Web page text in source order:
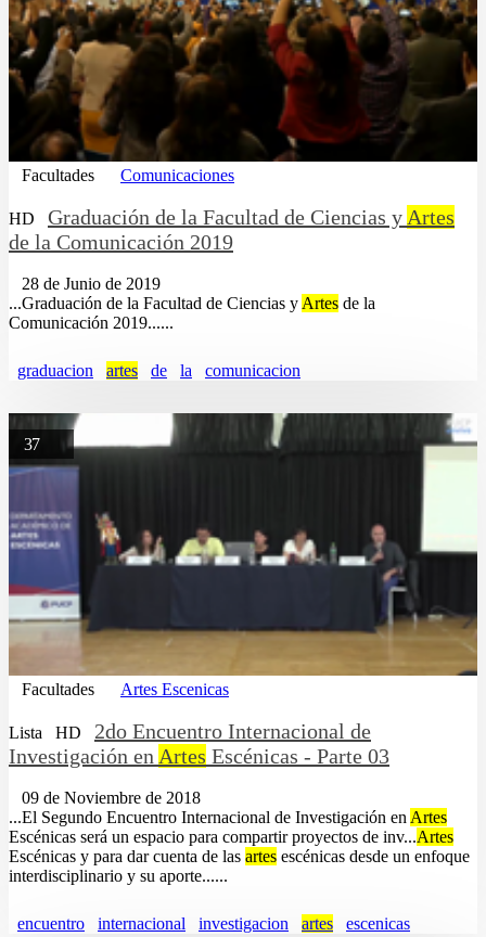
Facultades Comunicaciones
HD Graduación de la Facultad de Ciencias y Artes
de la Comunicación 2019
28 de Junio de 2019
...Graduación de la Facultad de Ciencias y Artes de la
Comunicación 2019......
graduacion artes de la comunicacion
37
Facultades Artes Escenicas
Lista HD
2do Encuentro Internacional de
Investigación en Artes Escénicas - Parte 03
09 de Noviembre de 2018
...El Segundo Encuentro Internacional de Investigación en Artes
Escénicas será un espacio para compartir proyectos de inv...Artes
Escénicas y para dar cuenta de las artes escénicas desde un enfoque
interdisciplinario y su aporte......
encuentro internacional investigacion artes escenicas